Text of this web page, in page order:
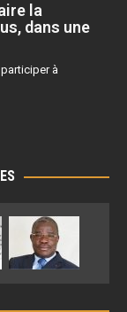
la
dans une
participer à